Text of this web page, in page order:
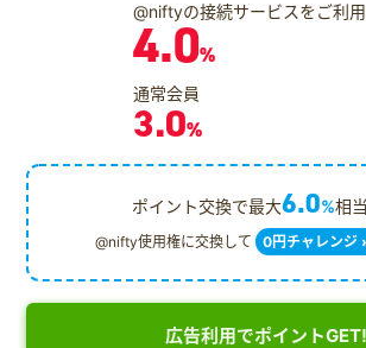
@niftyの接続サービスをご利
4.0%
通常会員
3.0%
ポイント交換で最大6.0%相
@nifty使用権に交換して 0円チャレンジ
広告利用でポイントGET!